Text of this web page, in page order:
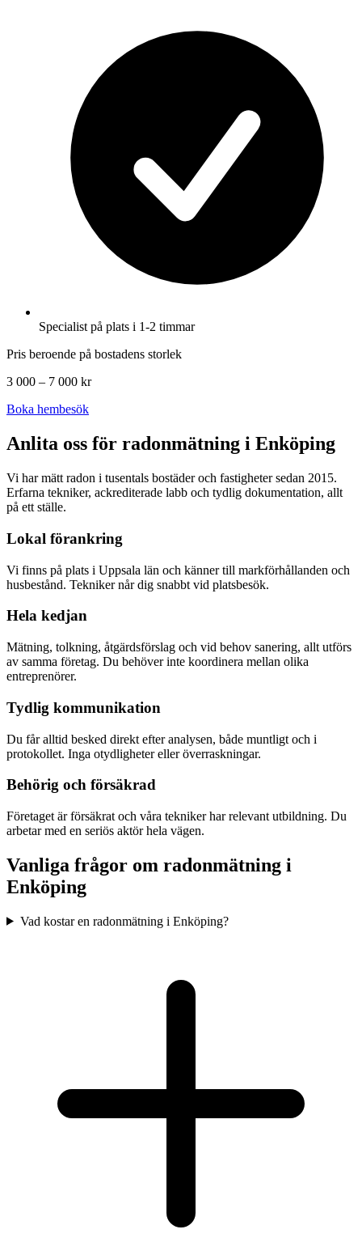
Specialist på plats i 1-2 timmar
Pris beroende på bostadens storlek
3 000 – 7 000 kr
Boka hembesök
Anlita oss för radonmätning i Enköping
Vi har mätt radon i tusentals bostäder och fastigheter sedan 2015.
Erfarna tekniker, ackrediterade labb och tydlig dokumentation, allt
på ett ställe.
Lokal förankring
Vi finns på plats i Uppsala län och känner till markförhållanden och
husbestånd. Tekniker når dig snabbt vid platsbesök.
Hela kedjan
Mätning, tolkning, åtgärdsförslag och vid behov sanering, allt utförs
av samma företag. Du behöver inte koordinera mellan olika
entreprenörer.
Tydlig kommunikation
Du får alltid besked direkt efter analysen, både muntligt och i
protokollet. Inga otydligheter eller överraskningar.
Behörig och försäkrad
Företaget är försäkrat och våra tekniker har relevant utbildning. Du
arbetar med en seriös aktör hela vägen.
Vanliga frågor om radonmätning i
Enköping
Vad kostar en radonmätning i Enköping?